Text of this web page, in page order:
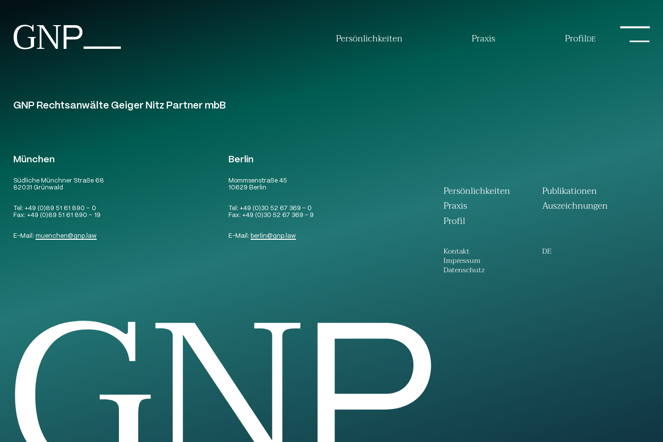
Persönlichkeiten Praxis ProfilDE
GNP Rechtsanwälte Geiger Nitz Partner mbB
München
Südliche Münchner Straße 68
82031 Grünwald
Tel:+49 (0)89 51 61 890 – 0
Fax:+49 (0)89 51 61 890 – 19
E-Mail:muenchen@gnp.law
Berlin
Mommsenstraße 45
10629 Berlin
Tel: +49 (0)30 52 67 369 – 0
Fax: +49 (0)30 52 67 369 – 9
E-Mail: berlin@gnp.law
Persönlichkeiten
Praxis
Profil
Kontakt
Impressum
Datenschutz
Publikationen
Auszeichnungen
DE